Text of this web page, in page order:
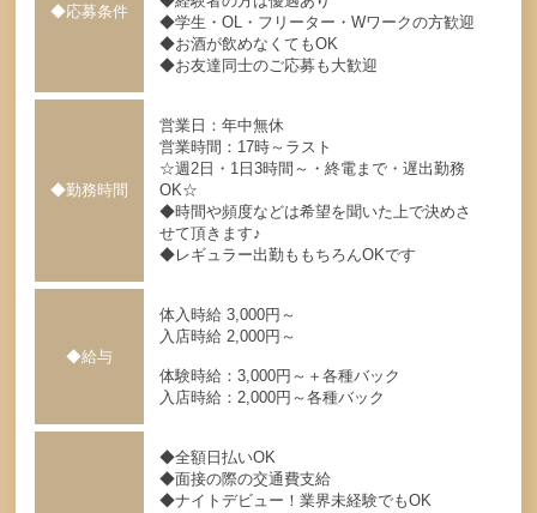
◆応募条件
◆学生・OL・フリーター・Wワークの方歓迎
◆お酒が飲めなくてもOK
◆お友達同士のご応募も大歓迎
◆勤務時間
営業日：年中無休
営業時間：17時～ラスト
☆週2日・1日3時間～・終電まで・遅出勤務
OK☆
◆時間や頻度などは希望を聞いた上で決めさ
せて頂きます♪
◆レギュラー出勤ももちろんOKです
◆給与
体入時給 3,000円～
入店時給 2,000円～
体験時給：3,000円～＋各種バック
入店時給：2,000円～各種バック
◆全額日払いOK
◆面接の際の交通費支給
◆ナイトデビュー！業界未経験でもOK